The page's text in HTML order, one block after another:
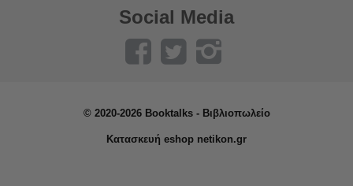
Social Media
© 2020-2026 Booktalks - Βιβλιοπωλείο
Κατασκευή eshop netikon.gr